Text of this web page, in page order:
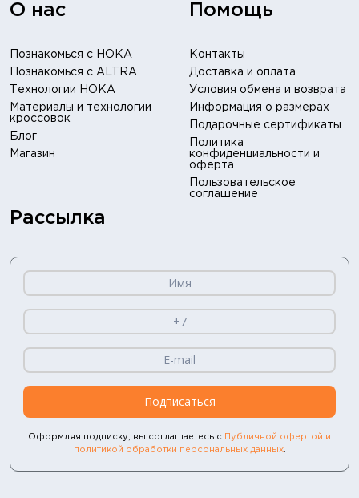
О нас
Познакомься с HOKA
Познакомься с ALTRA
Технологии HOKA
Материалы и технологии
кроссовок
Блог
Магазин
Помощь
Контакты
Доставка и оплата
Условия обмена и возврата
Информация о размерах
Подарочные сертификаты
Политика
конфиденциальности и
оферта
Пользовательское
соглашение
Рассылка
Подписаться
Оформляя подписку, вы соглашаетесь с
Публичной офертой и
политикой обработки персональных данных.